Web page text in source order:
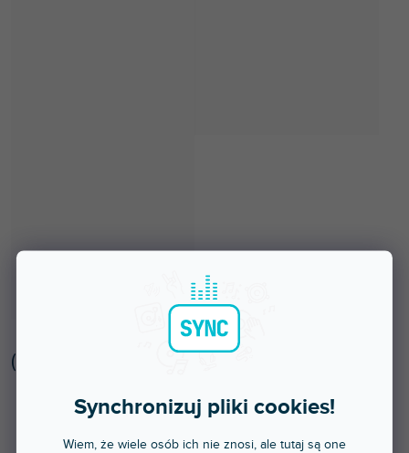
Synchronizuj pliki cookies!
Wiem, że wiele osób ich nie znosi, ale tutaj są one
Dostępny w sklepie stacjonarnym
(